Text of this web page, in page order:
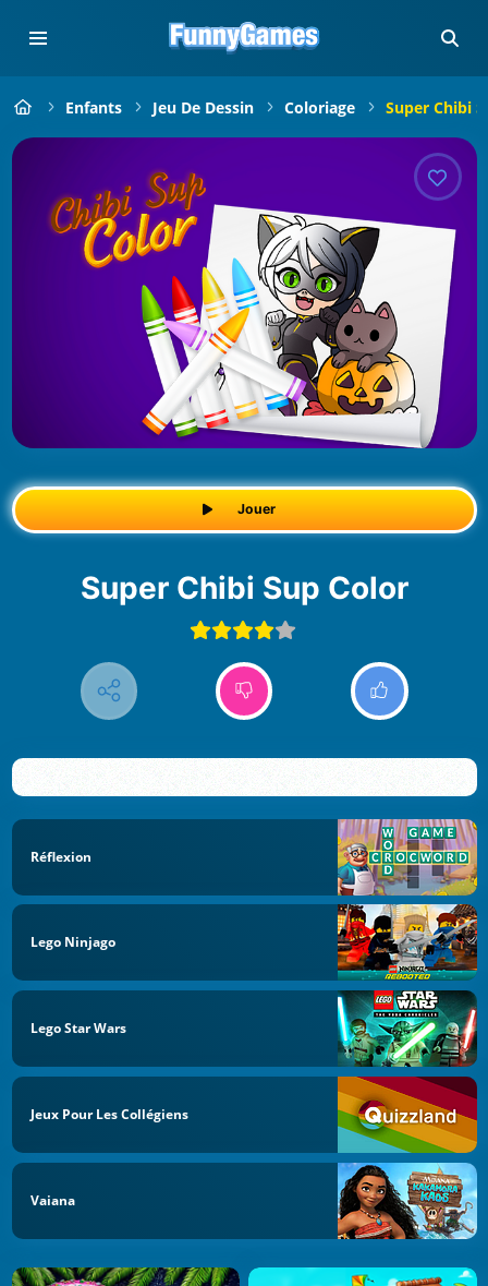
Enfants Jeu De Dessin Coloriage Super Chibi
Jouer
Super Chibi Sup Color
Réflexion
Lego Ninjago
Lego Star Wars
Jeux Pour Les Collégiens
Vaiana